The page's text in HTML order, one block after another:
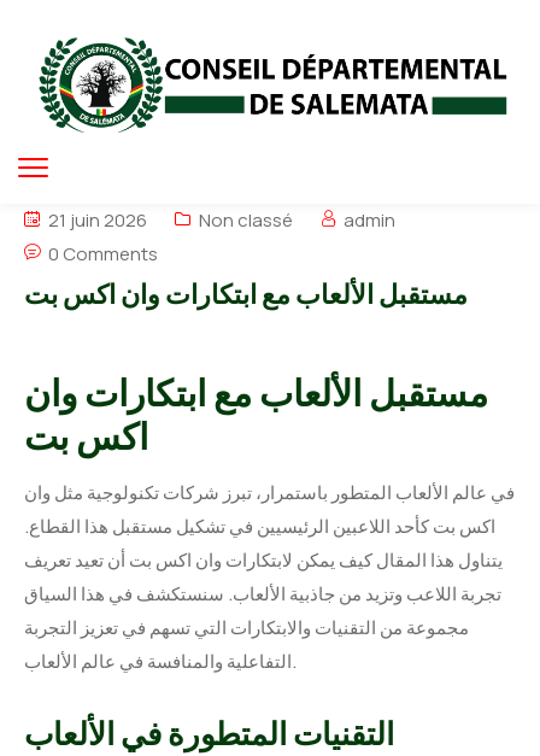
21 juin 2026 Non classé
admin
0 Comments
مستقبل الألعاب مع ابتكارات وان اكس بت
مستقبل الألعاب مع ابتكارات وان
اكس بت
في عالم الألعاب المتطور باستمرار، تبرز شركات تكنولوجية مثل وان
اكس بت كأحد اللاعبين الرئيسيين في تشكيل مستقبل هذا القطاع.
يتناول هذا المقال كيف يمكن لابتكارات وان اكس بت أن تعيد تعريف
تجربة اللاعب وتزيد من جاذبية الألعاب. سنستكشف في هذا السياق
مجموعة من التقنيات والابتكارات التي تسهم في تعزيز التجربة
التفاعلية والمنافسة في عالم الألعاب.
التقنيات المتطورة في الألعاب